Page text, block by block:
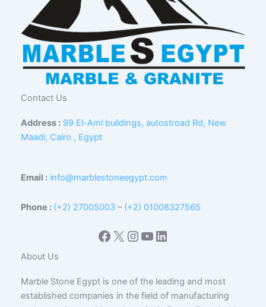
Contact Us
Address : 99 El-Aml buildings, autostroad Rd, New
Maadi, Cairo , Egypt
Email : info@marblestoneegypt.com
Phone : (+2) 27005003 – (+2) 01008327565
Facebook
X Instagram
YouTube
LinkedIn
About Us
Marble Stone Egypt is one of the leading and most
established companies in the field of manufacturing